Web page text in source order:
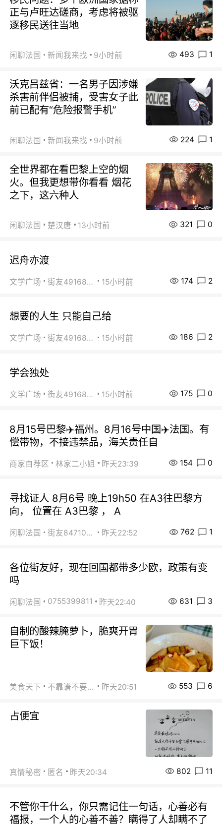
正与卢旺达磋商，考虑将被驱
逐移民送往当地
闲聊法国 新闻我来找 9小时前 493 1
沃克吕兹省：一名男子因涉嫌
杀害前伴侣被捕，受害女子此
前已配有“危险报警手机”
闲聊法国 新闻我来找 9小时前 224 1
全世界都在看巴黎上空的烟
火。但我更想带你看看 烟花
之下，这六种人
闲聊法国 楚汉唐 13小时前 321 0
迟舟亦渡
文学广场 街友49168527 15小时前 174 2
想要的人生 只能自己给
文学广场 街友49168527 15小时前 186 2
学会独处
文学广场 街友49168527 15小时前 175 0
8月15号巴黎✈️福州。8月16号中国✈️法国。有
偿带物，不接违禁品，海关责任自
商家自荐区 林家二小姐 昨天23:39 154 0
寻找证人 8月6号 晚上19h50 在A3往巴黎方
向， 位置在 A3巴黎 ， A
闲聊法国 街友84710671 昨天22:52 762 1
各位街友好，现在回国都带多少欧，政策有变
吗
闲聊法国 0755399811 昨天22:40 631 3
自制的酸辣腌萝卜，脆爽开胃
巨下饭！
美食天下 不靠谱不要联系 昨天20:51 553 6
占便宜
真情秘密 匿名 昨天20:34 802 11
不管你干什么，你只需记住一句话，心善必有
福报，一个人的心善不善？瞒得了人却瞒不了